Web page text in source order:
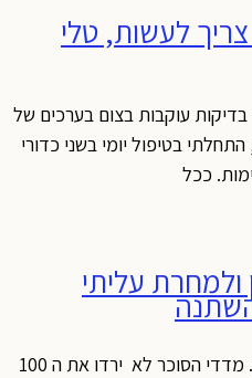
לעשות, טלי
עוקבות בצום בערכים של
התחלתי בטיפול יומי בשני כדורי
ככל
עליתי
שנים שסבלתי מתנגודת אינסולין. מדדי הסוכר לא ירדו את ה 100